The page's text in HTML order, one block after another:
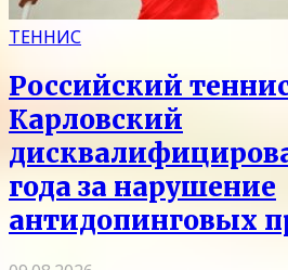
ТЕННИС
Российский
Карловский
года за нарушение
антидопинговых